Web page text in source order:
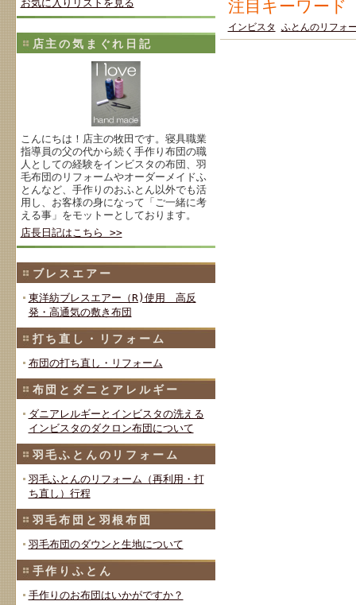
お気に入りリストを見る
店主の気まぐれ日記
こんにちは！店主の牧田です。寝具職業
指導員の父の代から続く手作り布団の職
人としての経験をインビスタの布団、羽
毛布団のリフォームやオーダーメイドふ
とんなど、手作りのおふとん以外でも活
用し、お客様の身になって「ご一緒に考
える事」をモットーとしております。
店長日記はこちら >>
ブレスエアー
東洋紡ブレスエアー（R)使用 高反
発・高通気の敷き布団
打ち直し・リフォーム
布団の打ち直し・リフォーム
布団とダニとアレルギー
ダニアレルギーとインビスタの洗える
インビスタのダクロン布団について
羽毛ふとんのリフォーム
羽毛ふとんのリフォーム（再利用・打
ち直し）行程
羽毛布団と羽根布団
羽毛布団のダウンと生地について
手作りふとん
手作りのお布団はいかがですか？
注目キーワード
インビスタ ふとんのリフォ